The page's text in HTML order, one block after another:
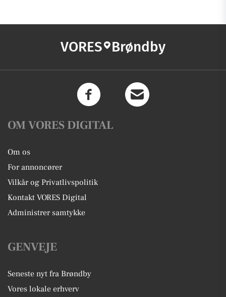
VORES Brøndby
OM VORES DIGITAL
Om os
For annoncører
Vilkår og Privatlivspolitik
Kontakt VORES Digital
Administrer samtykke
GENVEJE
Seneste nyt fra Brøndby
Vores lokale erhverv